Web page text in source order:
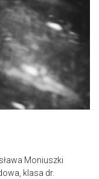
Moniuszki
klasa dr.